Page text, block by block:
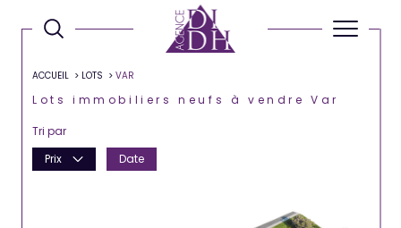
ACCUEIL LOTS VAR
Lots immobiliers neufs à vendre Var
Tri par
Prix
Date